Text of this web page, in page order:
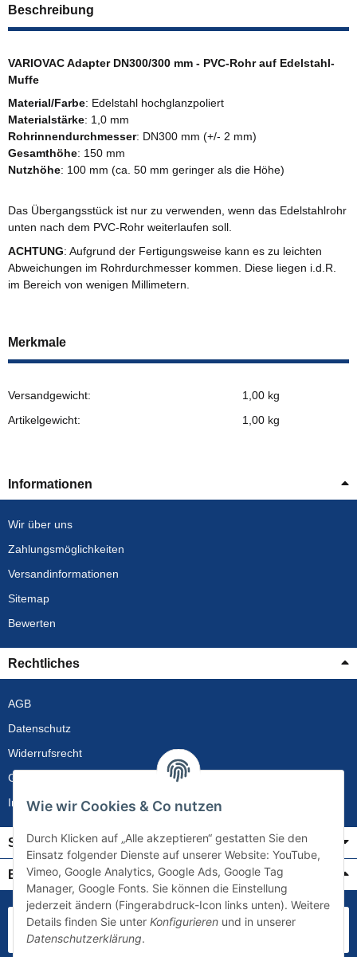
Beschreibung
VARIOVAC Adapter DN300/300 mm - PVC-Rohr auf Edelstahl-
Muffe
Material/Farbe: Edelstahl hochglanzpoliert
Materialstärke: 1,0 mm
Rohrinnendurchmesser: DN300 mm (+/- 2 mm)
Gesamthöhe: 150 mm
Nutzhöhe: 100 mm (ca. 50 mm geringer als die Höhe)
Das Übergangsstück ist nur zu verwenden, wenn das Edelstahlrohr
unten nach dem PVC-Rohr weiterlaufen soll.
ACHTUNG: Aufgrund der Fertigungsweise kann es zu leichten
Abweichungen im Rohrdurchmesser kommen. Diese liegen i.d.R.
im Bereich von wenigen Millimetern.
Merkmale
Versandgewicht:
1,00 kg
Artikelgewicht:
1,00 kg
Informationen
Wir über uns
Zahlungsmöglichkeiten
Versandinformationen
Sitemap
Bewerten
Rechtliches
AGB
Datenschutz
Widerrufsrecht
Gewährleistung
Impressum
Service
Bezahlung & Versand
Wie wir Cookies & Co nutzen
Durch Klicken auf „Alle akzeptieren“ gestatten Sie den
Einsatz folgender Dienste auf unserer Website: YouTube,
Vimeo, Google Analytics, Google Ads, Google Tag
Manager, Google Fonts. Sie können die Einstellung
jederzeit ändern (Fingerabdruck-Icon links unten). Weitere
Details finden Sie unter Konfigurieren und in unserer
Datenschutzerklärung.